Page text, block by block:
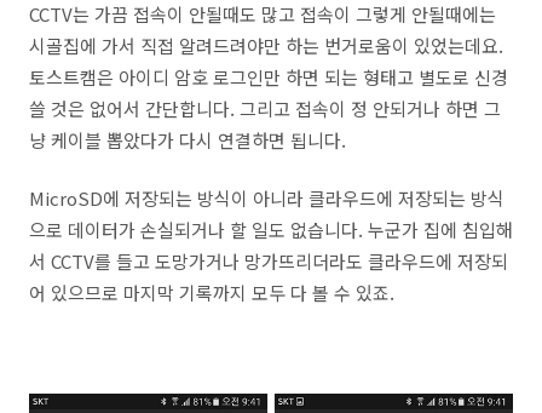
CCTV는 가끔 접속이 안될때도 많고 접속이 그렇게 안될때에는
시골집에 가서 직접 알려드려야만 하는 번거로움이 있었는데요.
토스트캠은 아이디 암호 로그인만 하면 되는 형태고 별도로 신경
쓸 것은 없어서 간단합니다. 그리고 접속이 정 안되거나 하면 그
냥 케이블 뽑았다가 다시 연결하면 됩니다.
MicroSD에 저장되는 방식이 아니라 클라우드에 저장되는 방식
으로 데이터가 손실되거나 할 일도 없습니다. 누군가 집에 침입해
서 CCTV를 들고 도망가거나 망가뜨리더라도 클라우드에 저장되
어 있으므로 마지막 기록까지 모두 다 볼 수 있죠.